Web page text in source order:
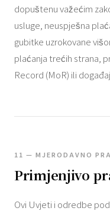
dopuštenu važećim
usluge, neuspješna
gubitke uzrokovane
plaćanja trećih strana,
Record (MoR) ili
11 — MJERODAVNO
Primjenjivo
Ovi Uvjeti i odredbe